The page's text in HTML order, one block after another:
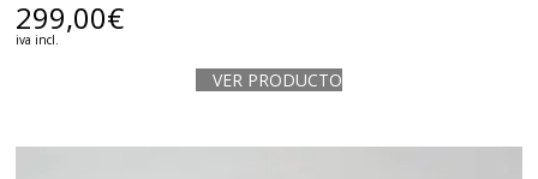
299,00€
iva incl.
VER PRODUCTO